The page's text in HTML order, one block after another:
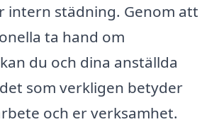
intern städning. Genom att
ta hand om
du och dina anställda
som verkligen betyder
och er verksamhet.